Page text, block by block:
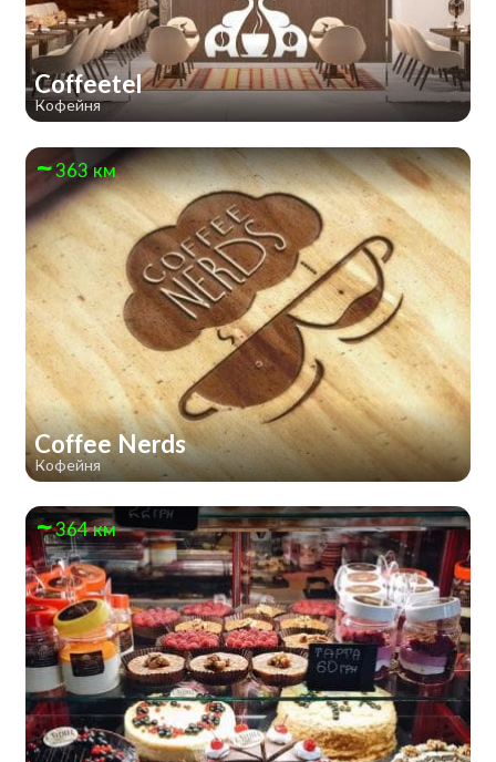
Coffeetel
Кофейня
363 км
Coffee Nerds
Кофейня
364 км